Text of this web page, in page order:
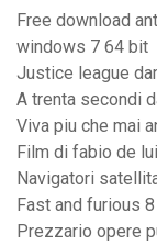
Free download
windows 7 64 bit
Justice league
A trenta secondi
Viva piu che mai
Film di fabio de
Navigatori
Fast and furious
Prezzario opere